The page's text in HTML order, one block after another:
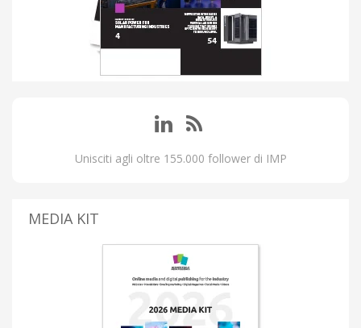
Unisciti agli oltre 155.000 follower di IMP
MEDIA KIT